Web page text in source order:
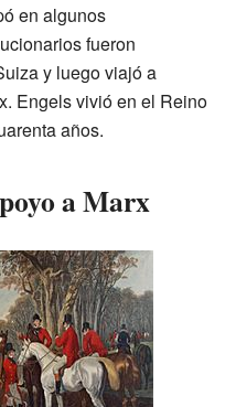
en algunos
fueron
y luego viajó a
Engels vivió en el Reino
años.
a Marx